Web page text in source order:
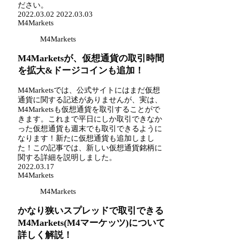
ださい。
2022.03.02 2022.03.03
M4Markets
M4Markets
M4Marketsが、仮想通貨の取引時間
を拡大&ドージコインも追加！
M4Marketsでは、公式サイトにはまだ仮想
通貨に関する記述がありませんが、実は、
M4Marketsも仮想通貨を取引することがで
きます。これまで平日にしか取引できなか
った仮想通貨も週末でも取引できるように
なります！新たに仮想通貨も追加しまし
た！この記事では、新しい仮想通貨銘柄に
関する詳細を説明しました。
2022.03.17
M4Markets
M4Markets
かなり狭いスプレッドで取引できる
M4Markets(M4マーケッツ)について
詳しく解説！